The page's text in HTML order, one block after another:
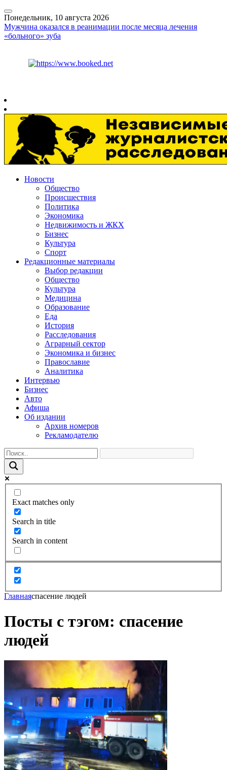
Понедельник, 10 августа 2026
Мужчина оказался в реанимации после месяца лечения
«больного» зуба
Новости
Общество
Происшествия
Политика
Экономика
Недвижимость и ЖКХ
Бизнес
Культура
Спорт
Редакционные материалы
Выбор редакции
Общество
Культура
Медицина
Образование
Еда
История
Расследования
Аграрный сектор
Экономика и бизнес
Православие
Аналитика
Интервью
Бизнес
Авто
Афиша
Об издании
Архив номеров
Рекламодателю
Exact matches only
Search in title
Search in content
Главнаяспасение людей
Посты с тэгом: спасение
людей